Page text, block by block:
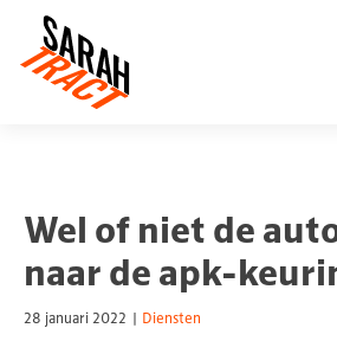
Wel of niet de
naar de apk-
28 januari 2022 | Diensten